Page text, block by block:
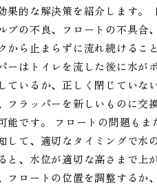
果的な解決策を紹介します。
ブの不良、フロートの不具
から止まらずに流れ続ける
ーはトイレを流した後に水が
ているか、正しく閉じてい
フラッパーを新しいものに交
能です。 フロートの問題も
して、適切なタイミングで水
と、水位が適切な高さまで上
フロートの位置を調整するか